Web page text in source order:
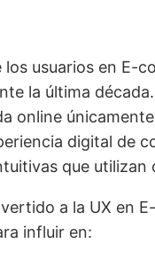
usuarios en E-
la última
online
digital de
que utilizan
a la UX en
influir en: